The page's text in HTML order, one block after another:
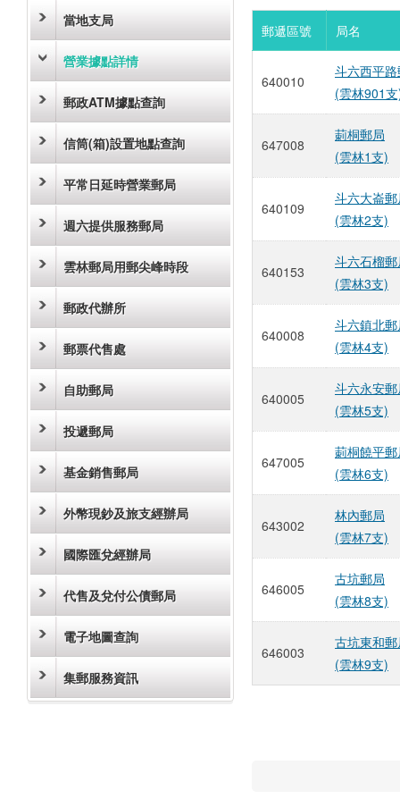
當地支局
營業據點詳情
郵政ATM據點查詢
信筒(箱)設置地點查詢
平常日延時營業郵局
週六提供服務郵局
雲林郵局用郵尖峰時段
郵政代辦所
郵票代售處
自助郵局
投遞郵局
基金銷售郵局
外幣現鈔及旅支經辦局
國際匯兌經辦局
代售及兌付公債郵局
電子地圖查詢
集郵服務資訊
郵遞區號 局名
640010
斗六西平
(雲林901
647008
莿桐郵局
(雲林1支)
640109
斗六大崙
(雲林2支)
640153
斗六石榴
(雲林3支)
640008
斗六鎮北
(雲林4支)
640005
斗六永安
(雲林5支)
647005
莿桐饒平
(雲林6支)
643002
林內郵局
(雲林7支)
646005
古坑郵局
(雲林8支)
646003
古坑東和
(雲林9支)